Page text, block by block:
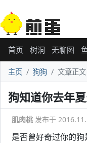
首页 树洞 无聊图
主页 狗狗 文章正文
狗知道你去年
肌肉桃 发布于
是否曾好奇过你的